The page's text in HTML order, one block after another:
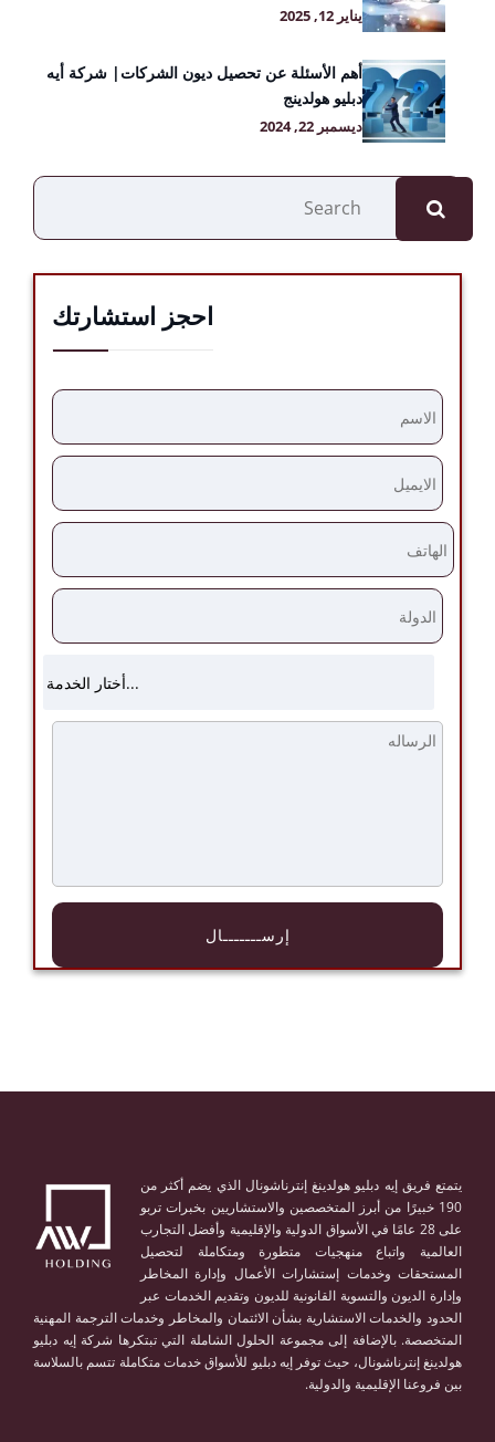
يناير 12, 2025
أهم الأسئلة عن تحصيل ديون الشركات| شركة أيه
دبليو هولدينج
ديسمبر 22, 2024
احجز استشارتك
يتمتع فريق إيه دبليو هولدينغ إنترناشونال الذي يضم أكثر من
190 خبيرًا من أبرز المتخصصين والاستشاريين بخبرات تربو
على 28 عامًا في الأسواق الدولية والإقليمية وأفضل التجارب
العالمية واتباع منهجيات متطورة ومتكاملة لتحصيل
المستحقات وخدمات إستشارات الأعمال وإدارة المخاطر
وإدارة الديون والتسوية القانونية للديون وتقديم الخدمات عبر
الحدود والخدمات الاستشارية بشأن الائتمان والمخاطر وخدمات الترجمة المهنية
المتخصصة. بالإضافة إلى مجموعة الحلول الشاملة التي تبتكرها شركة إيه دبليو
هولدينغ إنترناشونال، حيث توفر إيه دبليو للأسواق خدمات متكاملة تتسم بالسلاسة
بين فروعنا الإقليمية والدولية.